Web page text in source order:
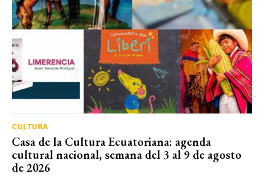
CULTURA
Casa de la Cultura Ecuatoriana: agenda
cultural nacional, semana del 3 al 9 de agosto
de 2026